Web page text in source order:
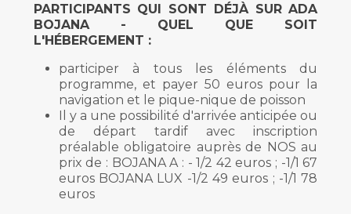
PARTICIPANTS QUI SONT DÉJÀ SUR ADA
BOJANA - QUEL QUE SOIT
L'HÉBERGEMENT :
participer à tous les éléments du
programme, et payer 50 euros pour la
navigation et le pique-nique de poisson
Il y a une possibilité d'arrivée anticipée ou
de départ tardif avec inscription
préalable obligatoire auprès de NOS au
prix de : BOJANA A : - 1/2 42 euros ; -1/1 67
euros BOJANA LUX -1/2 49 euros ; -1/1 78
euros